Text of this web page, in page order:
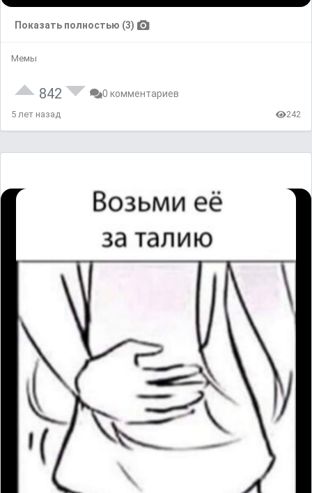
Показать полностью (3)
Мемы
842 0 комментариев
5 лет назад 242